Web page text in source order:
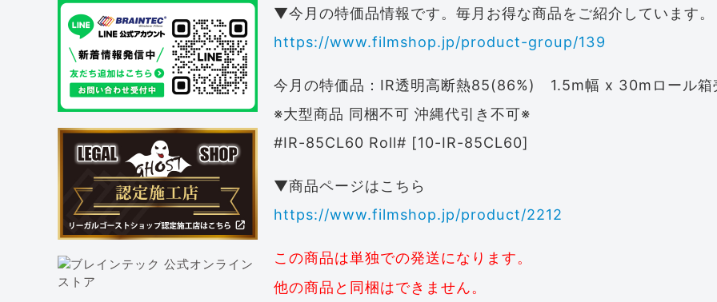
▼今月の特価品情報です。毎月お得な商品をご紹介しています。
https://www.filmshop.jp/product-group/139
今月の特価品：IR透明高断熱85(86%) 1.5m幅 x 30mロール箱
※大型商品 同梱不可 沖縄代引き不可※
#IR-85CL60 Roll# [10-IR-85CL60]
▼商品ページはこちら
https://www.filmshop.jp/product/2212
この商品は単独での発送になります。
他の商品と同梱はできません。